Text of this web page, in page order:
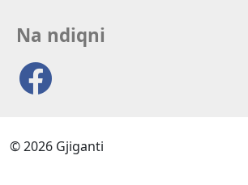
Na ndiqni
© 2026 Gjiganti